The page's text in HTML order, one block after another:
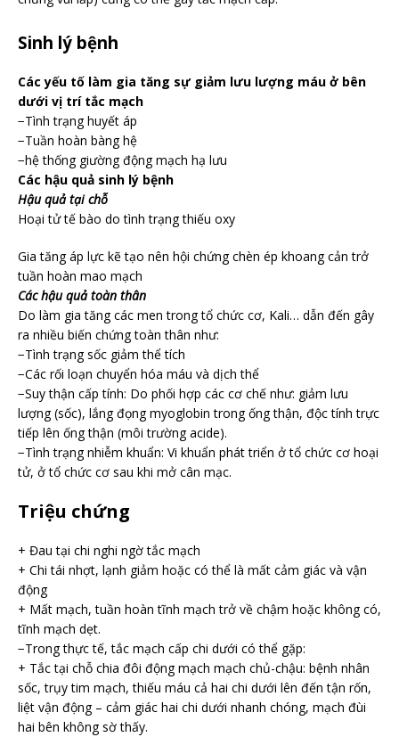
Sinh lý bệnh
Các yếu tố làm gia tăng sự giảm lưu lượng máu ở bên
dưới vị trí tắc mạch
−Tình trạng huyết áp
−Tuần hoàn bàng hệ
−hệ thống giường động mạch hạ lưu
Các hậu quả sinh lý bệnh
Hậu quả tại chỗ
Hoại tử tế bào do tình trạng thiếu oxy
Gia tăng áp lực kẽ tạo nên hội chứng chèn ép khoang cản trở
tuần hoàn mao mạch
Các hậu quả toàn thân
Do làm gia tăng các men trong tổ chức cơ, Kali… dẫn đến gây
ra nhiều biến chứng toàn thân như:
−Tình trạng sốc giảm thể tích
−Các rối loạn chuyển hóa máu và dịch thể
−Suy thận cấp tính: Do phối hợp các cơ chế như: giảm lưu
lượng (sốc), lắng đọng myoglobin trong ống thận, độc tính trực
tiếp lên ống thận (môi trường acide).
−Tình trạng nhiễm khuẩn: Vi khuẩn phát triển ở tổ chức cơ hoại
tử, ở tổ chức cơ sau khi mở cân mạc.
Triệu chứng
+ Đau tại chi nghi ngờ tắc mạch
+ Chi tái nhợt, lạnh giảm hoặc có thể là mất cảm giác và vận
động
+ Mất mạch, tuần hoàn tĩnh mạch trở về chậm hoặc không có,
tĩnh mạch dẹt.
−Trong thực tế, tắc mạch cấp chi dưới có thể gặp:
+ Tắc tại chỗ chia đôi động mạch mạch chủ-chậu: bệnh nhân
sốc, trụy tim mạch, thiếu máu cả hai chi dưới lên đến tận rốn,
liệt vận động – cảm giác hai chi dưới nhanh chóng, mạch đùi
hai bên không sờ thấy.